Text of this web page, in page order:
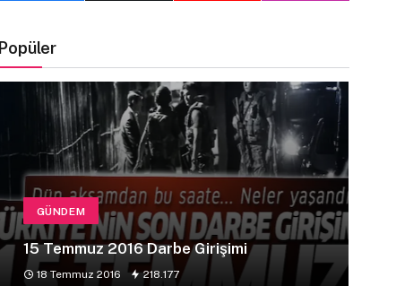
Popüler
GÜNDEM
15 Temmuz 2016 Darbe Girişimi
18 Temmuz 2016 218.177